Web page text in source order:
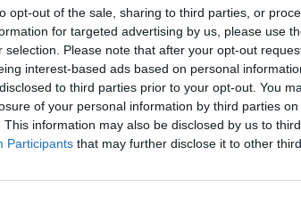
opt-out of the sale, sharing to third parties, or
for targeted advertising by us, please use
selection. Please note that after your opt-out
interest-based ads based on personal
to third parties prior to your opt-out. You
of your personal information by third parties on
This information may also be disclosed by us to
Participants that may further disclose it to other
les jours fériés de
2026 grâce aux